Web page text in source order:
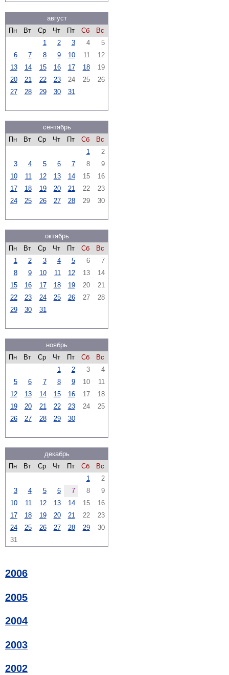
август
Пн
Вт Ср Чт Пт Сб
Вс
1
2 3 4
5
6
7 8 9 10 11
12
13
14 15 16 17 18
19
20
21 22 23 24 25
26
27
28 29 30 31
сентябрь
Пн
Вт Ср Чт Пт Сб
Вс
1
2
3
4 5 6 7 8
9
10
11 12 13 14 15
16
17
18 19 20 21 22
23
24
25 26 27 28 29 30
октябрь
Пн
Вт Ср Чт Пт Сб
Вс
1
2 3 4 5 6
7
8
9 10 11 12 13
14
15
16 17 18 19 20
21
22
23 24 25 26 27
28
29
30 31
ноябрь
Пн
Вт Ср Чт Пт Сб
Вс
1
2 3
4
5
6 7 8 9 10
11
12
13 14 15 16 17
18
19
20 21 22 23 24
25
26
27 28 29 30
декабрь
Пн
Вт Ср Чт Пт Сб
Вс
1
2
3
4 5 6 7 8
9
10
11 12 13 14 15
16
17
18 19 20 21 22
23
24
25 26 27 28 29
30
31
2006
2005
2004
2003
2002